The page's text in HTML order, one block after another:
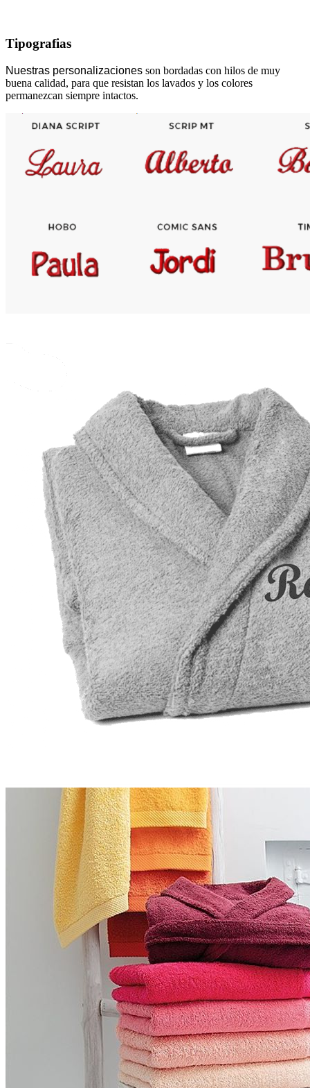
Tipografias
Nuestras personalizaciones son bordadas con hilos de muy
buena calidad, para que resistan los lavados y los colores
permanezcan siempre intactos.